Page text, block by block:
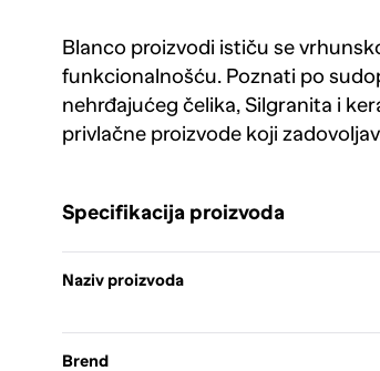
Blanco proizvodi ističu se
funkcionalnošću. Poznati po
nehrđajućeg čelika, Silgranita i
privlačne proizvode koji
Specifikacija proizvoda
Naziv proizvoda
Brend